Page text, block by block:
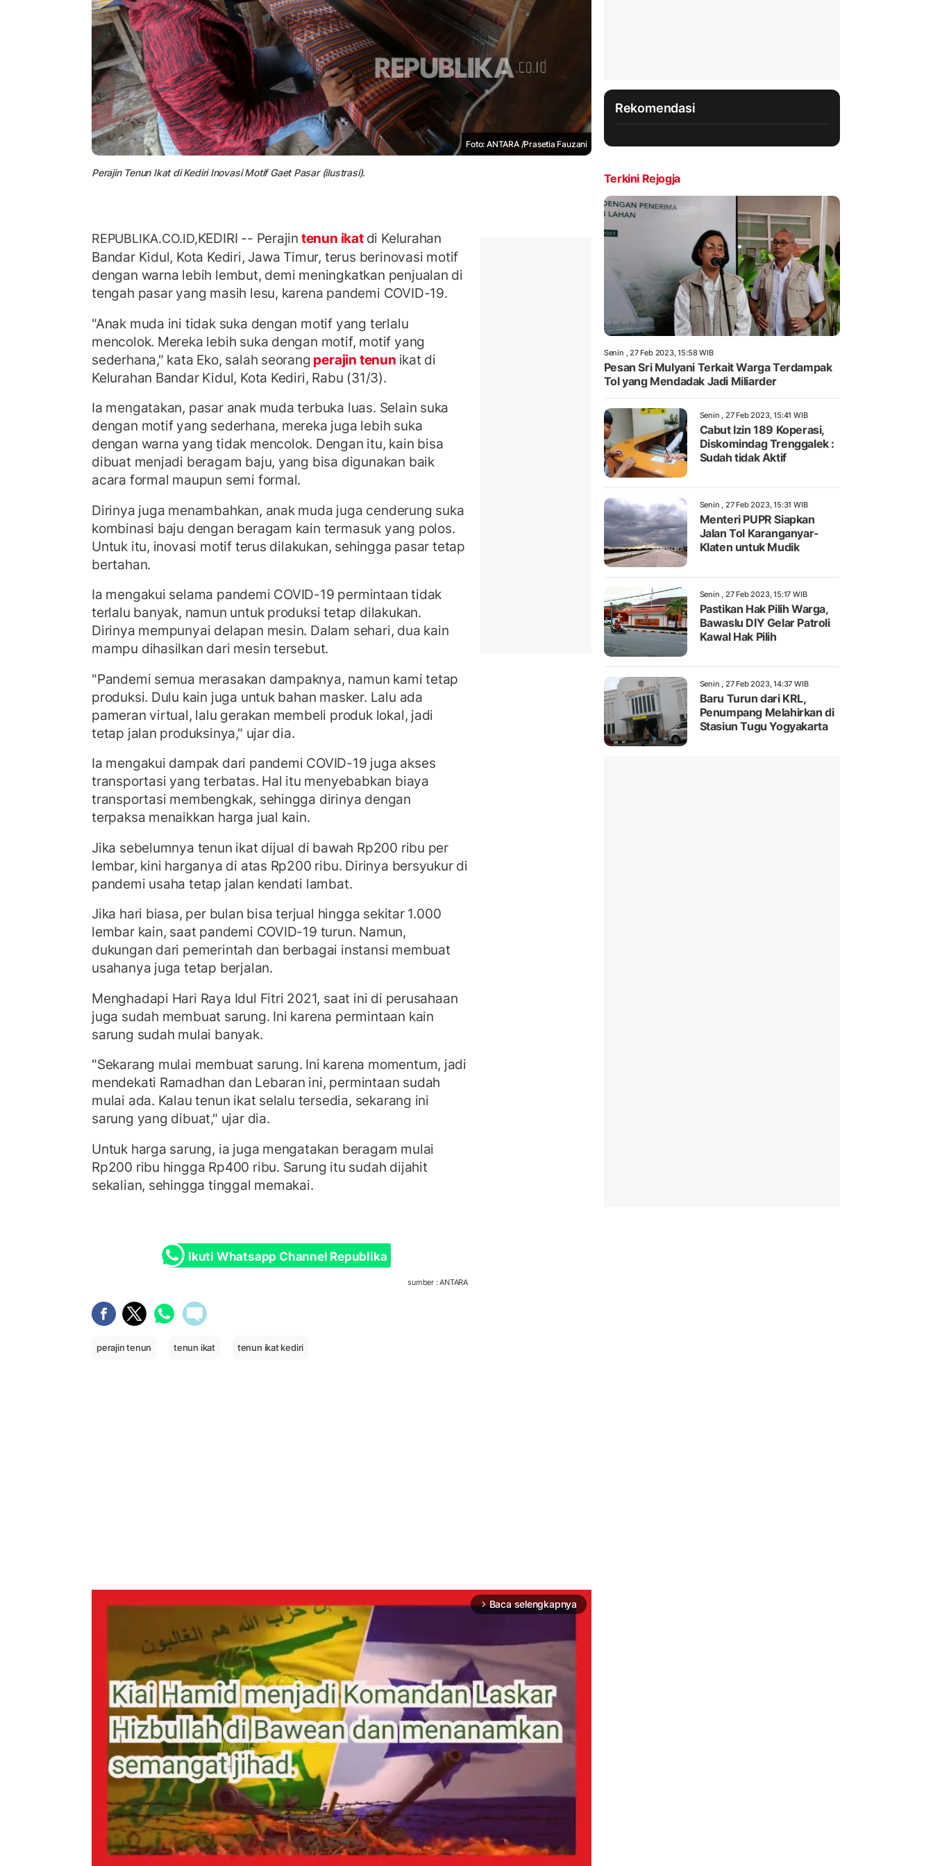
Foto: ANTARA /Prasetia Fauzani
Perajin Tenun Ikat di Kediri Inovasi Motif Gaet Pasar (ilustrasi).
REPUBLIKA.CO.ID,KEDIRI -- Perajin tenun ikat di Kelurahan
Bandar Kidul, Kota Kediri, Jawa Timur, terus berinovasi motif
dengan warna lebih lembut, demi meningkatkan penjualan di
tengah pasar yang masih lesu, karena pandemi COVID-19.
"Anak muda ini tidak suka dengan motif yang terlalu
mencolok. Mereka lebih suka dengan motif, motif yang
sederhana," kata Eko, salah seorang perajin tenun ikat di
Kelurahan Bandar Kidul, Kota Kediri, Rabu (31/3).
Ia mengatakan, pasar anak muda terbuka luas. Selain suka
dengan motif yang sederhana, mereka juga lebih suka
dengan warna yang tidak mencolok. Dengan itu, kain bisa
dibuat menjadi beragam baju, yang bisa digunakan baik
acara formal maupun semi formal.
Dirinya juga menambahkan, anak muda juga cenderung suka
kombinasi baju dengan beragam kain termasuk yang polos.
Untuk itu, inovasi motif terus dilakukan, sehingga pasar tetap
bertahan.
Ia mengakui selama pandemi COVID-19 permintaan tidak
terlalu banyak, namun untuk produksi tetap dilakukan.
Dirinya mempunyai delapan mesin. Dalam sehari, dua kain
mampu dihasilkan dari mesin tersebut.
"Pandemi semua merasakan dampaknya, namun kami tetap
produksi. Dulu kain juga untuk bahan masker. Lalu ada
pameran virtual, lalu gerakan membeli produk lokal, jadi
tetap jalan produksinya," ujar dia.
Ia mengakui dampak dari pandemi COVID-19 juga akses
transportasi yang terbatas. Hal itu menyebabkan biaya
transportasi membengkak, sehingga dirinya dengan
terpaksa menaikkan harga jual kain.
Jika sebelumnya tenun ikat dijual di bawah Rp200 ribu per
lembar, kini harganya di atas Rp200 ribu. Dirinya bersyukur di
pandemi usaha tetap jalan kendati lambat.
Jika hari biasa, per bulan bisa terjual hingga sekitar 1.000
lembar kain, saat pandemi COVID-19 turun. Namun,
dukungan dari pemerintah dan berbagai instansi membuat
usahanya juga tetap berjalan.
Menghadapi Hari Raya Idul Fitri 2021, saat ini di perusahaan
juga sudah membuat sarung. Ini karena permintaan kain
sarung sudah mulai banyak.
"Sekarang mulai membuat sarung. Ini karena momentum, jadi
mendekati Ramadhan dan Lebaran ini, permintaan sudah
mulai ada. Kalau tenun ikat selalu tersedia, sekarang ini
sarung yang dibuat," ujar dia.
Untuk harga sarung, ia juga mengatakan beragam mulai
Rp200 ribu hingga Rp400 ribu. Sarung itu sudah dijahit
sekalian, sehingga tinggal memakai.
Ikuti Whatsapp Channel Republika
sumber : ANTARA
perajin tenun tenun ikat tenun ikat kediri
arrow_forward_ios Baca selengkapnya
Rekomendasi
Terkini Rejogja
Senin , 27 Feb 2023, 15:58 WIB
Pesan Sri Mulyani Terkait Warga Terdampak
Tol yang Mendadak Jadi Miliarder
Senin , 27 Feb 2023, 15:41 WIB
Cabut Izin 189 Koperasi,
Diskomindag Trenggalek :
Sudah tidak Aktif
Senin , 27 Feb 2023, 15:31 WIB
Menteri PUPR Siapkan
Jalan Tol Karanganyar-
Klaten untuk Mudik
Senin , 27 Feb 2023, 15:17 WIB
Pastikan Hak Pilih Warga,
Bawaslu DIY Gelar Patroli
Kawal Hak Pilih
Senin , 27 Feb 2023, 14:37 WIB
Baru Turun dari KRL,
Penumpang Melahirkan di
Stasiun Tugu Yogyakarta